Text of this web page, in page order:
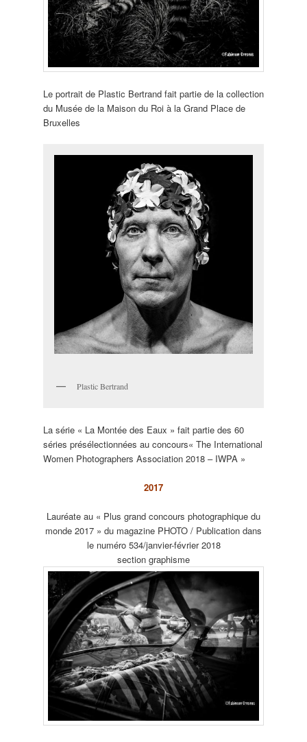
Le portrait de Plastic Bertrand fait partie de la collection
du Musée de la Maison du Roi à la Grand Place de
Bruxelles
Plastic Bertrand
La série « La Montée des Eaux » fait partie des 60
séries présélectionnées au concours« The International
Women Photographers Association 2018 – IWPA »
2017
Lauréate au « Plus grand concours photographique du
monde 2017 » du magazine PHOTO / Publication dans
le numéro 534/janvier-février 2018
section graphisme